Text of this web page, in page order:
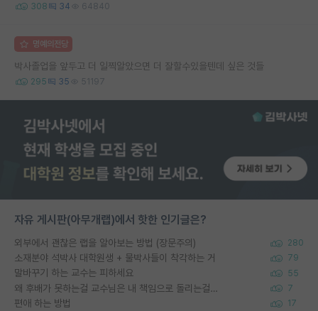
308 34 64840
명예의전당
박사졸업을 앞두고 더 일찍알았으면 더 잘할수있을텐데 싶은 것들
295 35 51197
자유 게시판(아무개랩)에서 핫한 인기글은?
외부에서 괜찮은 랩을 알아보는 방법 (장문주의) 280
소재분야 석박사 대학원생 + 물박사들이 착각하는 거 79
말바꾸기 하는 교수는 피하세요 55
왜 후배가 못하는걸 교수님은 내 책임으로 돌리는걸까요? 7
편애 하는 방법 17